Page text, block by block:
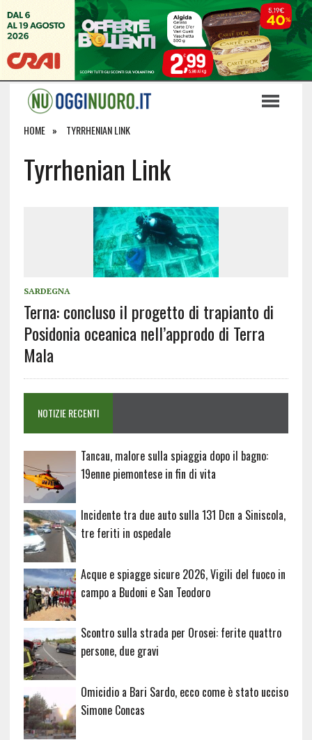
HOME TYRRHENIAN LINK
Tyrrhenian Link
SARDEGNA
Terna: concluso il progetto di trapianto di
Posidonia oceanica nell’approdo di Terra
Mala
NOTIZIE RECENTI
Tancau, malore sulla spiaggia dopo il bagno:
19enne piemontese in fin di vita
Incidente tra due auto sulla 131 Dcn a Siniscola,
tre feriti in ospedale
Acque e spiagge sicure 2026, Vigili del fuoco in
campo a Budoni e San Teodoro
Scontro sulla strada per Orosei: ferite quattro
persone, due gravi
Omicidio a Bari Sardo, ecco come è stato ucciso
Simone Concas